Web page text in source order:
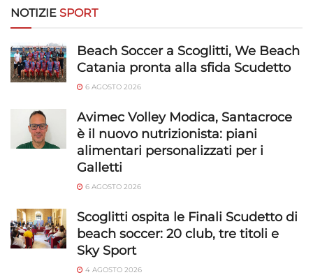
Riconoscere i dispositivi in base a informazioni
richieste attivamente.
Garantire la sicurezza, prevenire e
rilevare frodi, correggere errori, Erogare
Salvare e comunicare le scelte sulla
privacy.
NOTIZIE SPORT
Beach Soccer a Scoglitti, We Beach
Catania pronta alla sfida Scudetto
6 AGOSTO 2026
Avimec Volley Modica, Santacroce
è il nuovo nutrizionista: piani
alimentari personalizzati per i
Galletti
6 AGOSTO 2026
Scoglitti ospita le Finali Scudetto di
beach soccer: 20 club, tre titoli e
Sky Sport
4 AGOSTO 2026